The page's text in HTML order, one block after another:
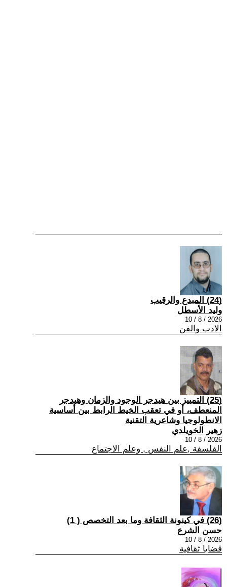
(24) المبدع والرقيب
وليد الأسطل
2026 / 8 / 10
الادب والفن
(25) التمييز بين هيدجر الوجود والزمان وهيدجر
المنعطف، أو في تعقب الخيط الرابط بين أساسية
الانطولوجيا وشاعرية التقنية
زهير الخويلدي
2026 / 8 / 10
الفلسفة ,علم النفس , وعلم الاجتماع
(26) في كينونة الثقافة وما بعد التخصص ( 1)
حسن الشرع
2026 / 8 / 10
قضايا ثقافية